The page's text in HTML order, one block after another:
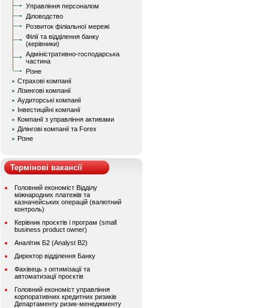
Управління персоналом
Діловодство
Розвиток філіальної мережі
Філії та відділення банку
(керівники)
Адміністративно-господарська
частина
Різне
Страхові компанії
Лізингові компанії
Аудиторські компанії
Інвестиційні компанії
Компанії з управління активами
Ділінгові компанії та Forex
Різне
Термінові вакансії
Головний економіст Відділу
міжнародних платежів та
казначейських операцій (валютний
контроль)
Керівник проєктів і програм (small
business product owner)
Аналітик Б2 (Analyst B2)
Директор відділення Банку
Фахівець з оптимізації та
автоматизації проєктів
Головний економіст управління
корпоративних кредитних ризиків
Департаменту ризик-менеджменту